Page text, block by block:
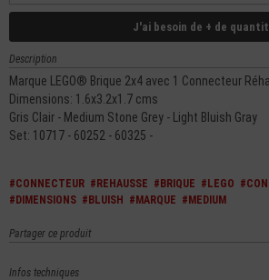
J'ai besoin de + de
Description
Marque LEGO® Brique 2x4 avec 1 Connecteur
Dimensions: 1.6x3.2x1.7 cms
Gris Clair - Medium Stone Grey - Light Bluish Gray
Set: 10717 - 60252 - 60325 -
#CONNECTEUR #REHAUSSE #BRIQUE #LEGO
#DIMENSIONS #BLUISH #MARQUE #MEDIUM
Partager ce produit
Infos techniques